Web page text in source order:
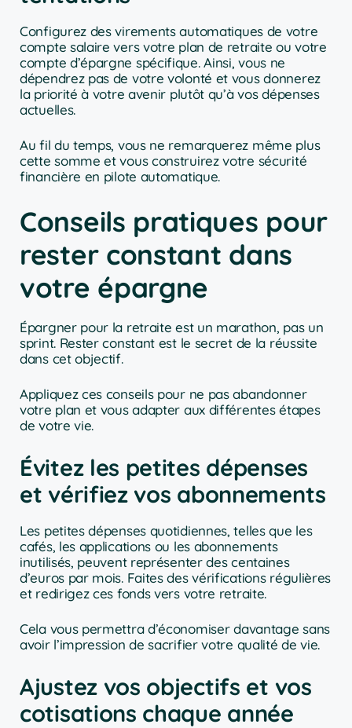
Configurez des virements automatiques de votre
compte salaire vers votre plan de retraite ou votre
compte d’épargne spécifique. Ainsi, vous ne
dépendrez pas de votre volonté et vous donnerez
la priorité à votre avenir plutôt qu’à vos dépenses
actuelles.
Au fil du temps, vous ne remarquerez même plus
cette somme et vous construirez votre sécurité
financière en pilote automatique.
Conseils pratiques pour
rester constant dans
votre épargne
Épargner pour la retraite est un marathon, pas un
sprint. Rester constant est le secret de la réussite
dans cet objectif.
Appliquez ces conseils pour ne pas abandonner
votre plan et vous adapter aux différentes étapes
de votre vie.
Évitez les petites dépenses
et vérifiez vos abonnements
Les petites dépenses quotidiennes, telles que les
cafés, les applications ou les abonnements
inutilisés, peuvent représenter des centaines
d’euros par mois. Faites des vérifications régulières
et redirigez ces fonds vers votre retraite.
Cela vous permettra d’économiser davantage sans
avoir l’impression de sacrifier votre qualité de vie.
Ajustez vos objectifs et vos
cotisations chaque année